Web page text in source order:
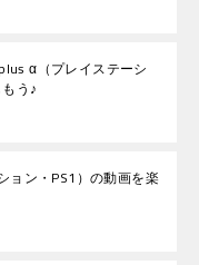
α（プレイステーシ
う♪
ョン・PS1）の動画を楽